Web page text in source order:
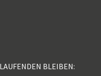
BLEIBEN: